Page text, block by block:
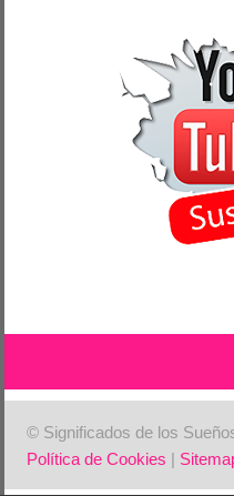
© Significados de los
Política de Cookies |